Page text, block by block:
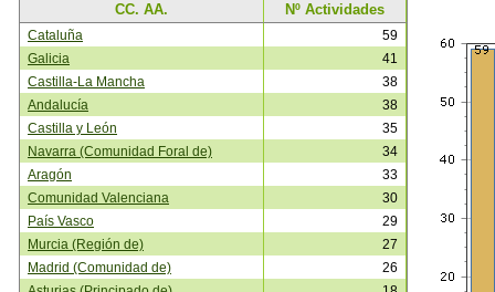
CC. AA. Nº Actividades
Cataluña
59
Galicia
41
Castilla-La Mancha
38
Andalucía
38
Castilla y León
35
Navarra (Comunidad Foral de)
34
Aragón
33
Comunidad Valenciana
30
País Vasco
29
Murcia (Región de)
27
Madrid (Comunidad de)
26